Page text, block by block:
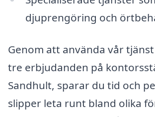
djuprengöring och
Genom att använda vår
tre erbjudanden på
Sandhult, sparar du tid och
slipper leta runt bland olika